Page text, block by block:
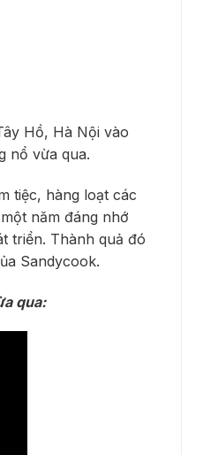
Hồ, Hà Nội vào
nổ vừa qua.
tiệc, hàng loạt các
năm đáng nhớ
triển. Thành quả đó
Sandycook.
qua: